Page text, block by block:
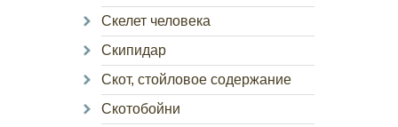
Скелет человека
Скипидар
Скот, стойловое содержание
Скотобойни